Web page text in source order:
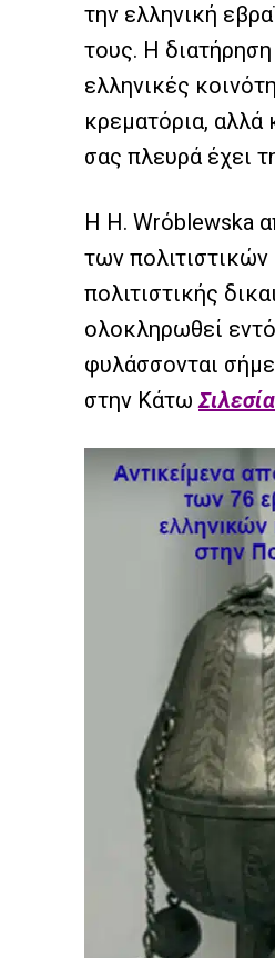
την ελληνική
τους. Η διατήρηση
ελληνικές
κρεματόρια, αλλά
σας πλευρά έχει
Η H. Wrόblewska
των
πολιτιστικής
ολοκληρωθεί
φυλάσσονται
στην ΚάτωΣιλεσία